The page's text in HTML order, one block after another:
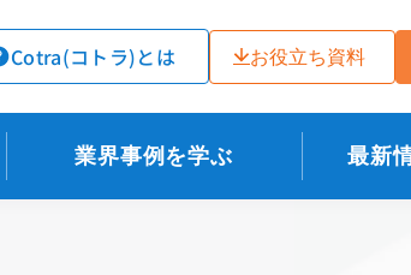
Cotra(コトラ)とは お役立ち資料
業界事例を学ぶ 最新